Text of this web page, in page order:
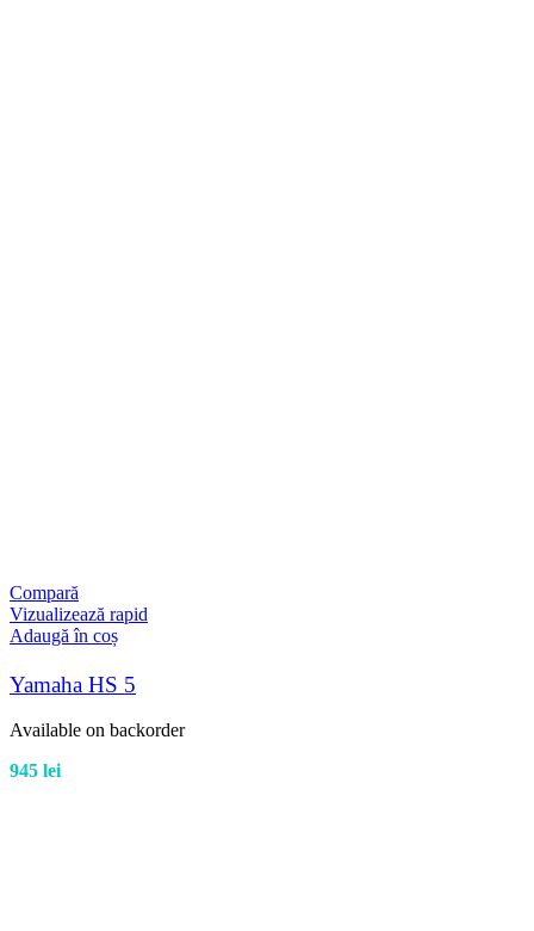
Compară
Vizualizează rapid
Adaugă în coș
Yamaha HS 5
Available on backorder
945 lei